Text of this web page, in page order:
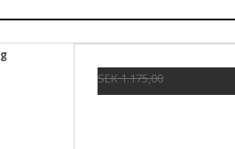
SEK 1.175,00